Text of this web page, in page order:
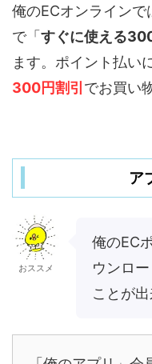
俺のECオンライン
で「すぐに使える
ます。ポイント払い
300円割引でお買い
ア
おススメ
俺のEC
ウンロ
ことが出